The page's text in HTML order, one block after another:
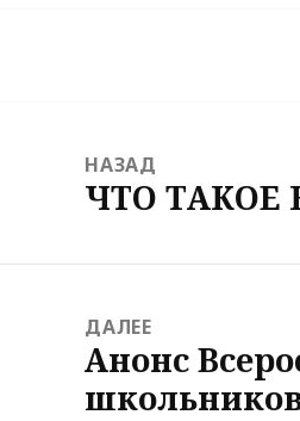
записям
НАЗАД
Предыдущая
ЧТО ТАКОЕ
ДАЛЕЕ
Следующая
запись:
Анонс